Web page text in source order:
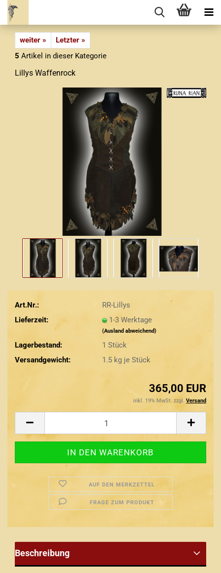
weiter »
Letzter »
5 Artikel in dieser Kategorie
Lillys Waffenrock
Art.Nr.:
RR-Lillys
Lieferzeit:
1-3 Werktage
(Ausland abweichend)
Lagerbestand: 1 Stück
Versandgewicht:
1.5kg je Stück
365,00 EUR
inkl. 19% MwSt. zzgl. Versand
AUF DEN MERKZETTEL
FRAGE ZUM PRODUKT
Beschreibung